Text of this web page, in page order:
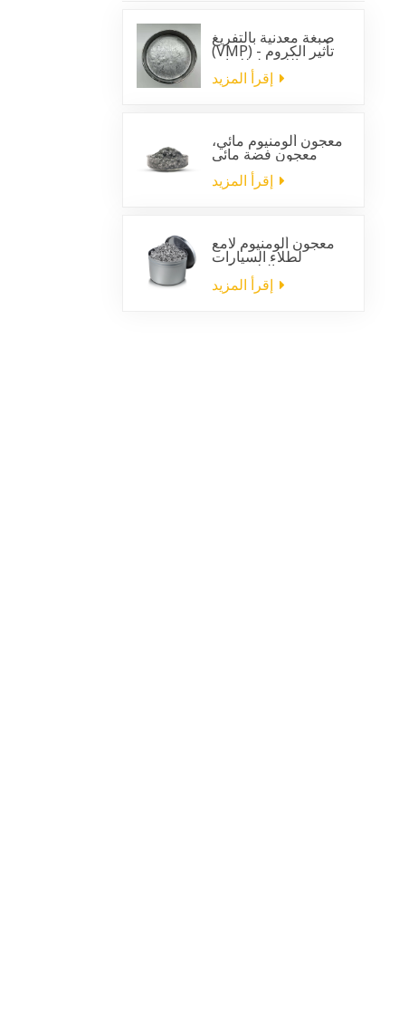
صبغة معدنية بالتفريغ
(VMP) - تأثير الكروم
اللامع لطلاءات
السيارات إقرأ المزيد
معجون ألومنيوم مائي،
معجون فضة مائي
معجون ألومنيوم لامع
لطلاء السيارات
البلاستيكية